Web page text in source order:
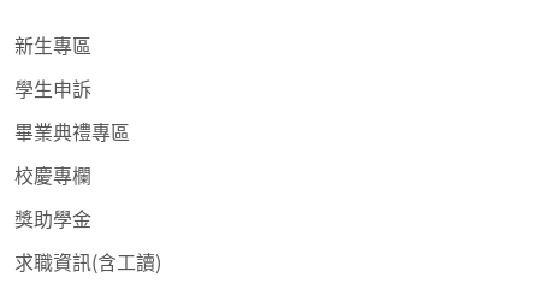
新生專區
學生申訴
畢業典禮專區
校慶專欄
獎助學金
求職資訊(含工讀)